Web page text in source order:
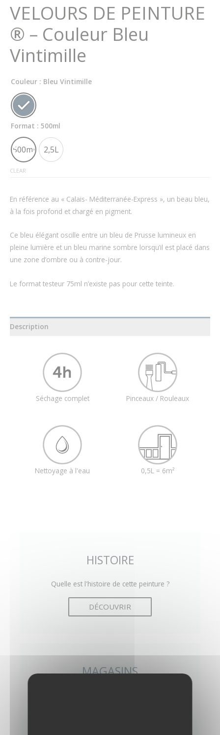
VELOURS DE PEINTURE
® – Couleur Bleu
Vintimille
Couleur : Bleu Vintimille
Format : 500ml
500ml 2,5L
CLEAR
En référence au « Calais- Méditerranée-Express », un beau bleu,
à la fois profond et chargé en pigment.
Ce bleu élégant oscille entre un bleu de Prusse lumineux en
pleine lumière et un bleu marine sombre lorsqu’il est placé dans
une zone d’ombre ou à contre-jour.
Le format testeur 75ml n’existe pas pour cette teinte.
Description
Séchage complet Pinceaux / Rouleaux
Nettoyage à l'eau 0,5L = 6m²
HISTOIRE
Quelle est l'histoire de cette peinture ?
DÉCOUVRIR
MAGASINS